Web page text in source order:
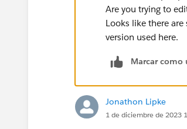
Are you trying to
Looks like there
version used here.
Marcar como
Jonathon Lipke
1 de diciembre de 2023